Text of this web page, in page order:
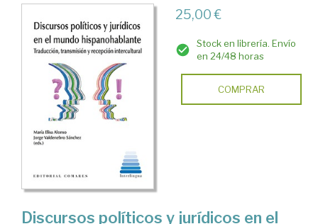
25,00 €
Stock en librería. Envío
en 24/48 horas
COMPRAR
Discursos políticos y jurídicos en el